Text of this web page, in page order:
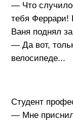
— Что
тебя Феррари!
Ваня поднял
— Да вот,
велосипеде...
Студент
— Мне